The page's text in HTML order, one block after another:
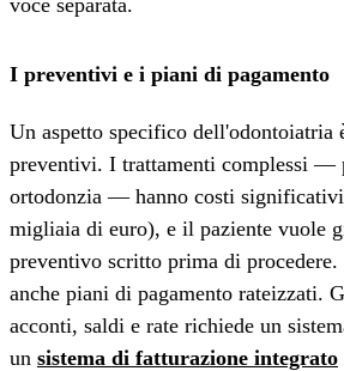
I preventivi e i piani di pagamento
Un aspetto specifico dell'odontoiatria
preventivi. I trattamenti complessi —
ortodonzia — hanno costi significativi
migliaia di euro), e il paziente vuole
preventivo scritto prima di
anche piani di pagamento rateizzati.
acconti, saldi e rate richiede un
un sistema di fatturazione integrato